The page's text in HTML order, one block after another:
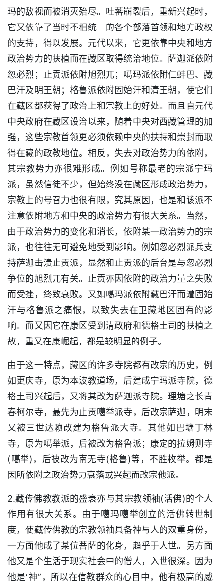
玛的敌视而被消灭殆尽。吐蕃崩裂后，重新兴起时，
它又依靠了当时不相统一的各个部落首领和地方政权
的支持，得以发展。元代以来，它更依靠中央和地方
政治势力的扶植而在藏区取得统治地位。萨迦派依附
忽必烈；止贡派依附旭烈兀；噶玛派依附仁蚌巴、藏
巴汗及明王朝；格鲁派依附固始汗和清王朝，使它们
在藏区都获得了政治上和宗教上的好处。而且自元代
中央政府在藏区设治以来，随着中央对西藏管理的加
强，这些宗教首领更必须依赖中央的扶持和崇封而取
得在藏的政教地位。相反，失去对政治势力的依附，
其宗教势力亦很难形成。例如号称最老的宗派宁玛
派，虽然信徒不少，但始终没在藏区形成政治势力，
宗教上的号召力也很有限，究其原因，也是和该派不
注意依附地方和中央的政治势力有很大关系。当然，
由于政治势力的变化和消长，依附某一政治势力的宗
派，也往往无可避免地受到影响。例如忽必烈派兵支
持萨迦击溃止贡派，显然和止贡派的后台是与忽必烈
争位的旭烈兀有关。止贡亦因依附的政治力量之失败
而受挫，终致衰败。又如噶玛派依附藏巴汗而遭固始
汗与格鲁派之痛恨，以致失去在卫藏地区固有的影
响。而又因它在康区受到清政府和德格土司的扶植之
故，重又在康崛起，都是较明显的例子。
由于这一特点，藏区的许多寺院都有改宗的历史，例
如更庆寺，原为本波教道场，后建成宁玛派寺院，德
格土司兴起后，又将其改为萨迦派寺院。理塘之长青
春柯尔寺，最先为止贡噶举派寺，后改宗萨迦，明末
又被三世达赖改建为格鲁派大寺。其他如巴塘丁林
寺，原为噶举派，后被改为格鲁派；康定的拉姆则寺
(噶举)，后被改为南无寺(格鲁)等，不胜枚举。都是
因所依附之政治势力衰落或兴起而改宗他派。
2.藏传佛教教派的盛衰亦与其宗教领袖(活佛)的个人
作用有很大关系。由于噶玛噶举创立的活佛转世制
度，使藏传佛教的宗教领袖具备神与人的双重身份，
一方面他成了某位菩萨的化身，趋乎于人世。另方面
他又是个生活于现实社会中的僧人，入世很深。因为
他是“神”，所以在信教群众的心目中，他有极高的威